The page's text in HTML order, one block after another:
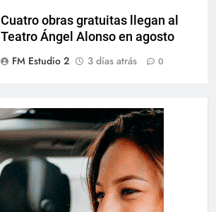
Cuatro obras gratuitas llegan al
Teatro Ángel Alonso en agosto
FM Estudio 2
3 días atrás 0